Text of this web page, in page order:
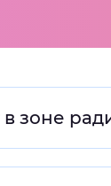
зоне